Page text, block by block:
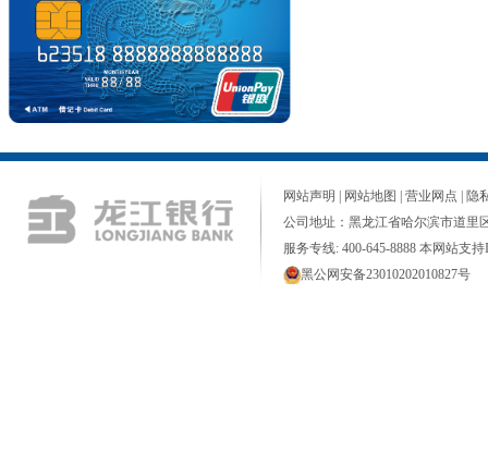
网站声明 | 网站地图 | 营业网点 | 隐
公司地址：黑龙江省哈尔滨市道里
服务专线: 400-645-8888 本网站支持
黑公网安备23010202010827号